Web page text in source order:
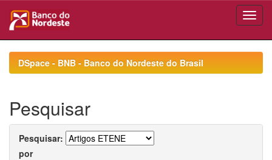
navigationDSpace - BNB - Banco do Nordeste do Brasil
Pesquisar
Pesquisar:
por